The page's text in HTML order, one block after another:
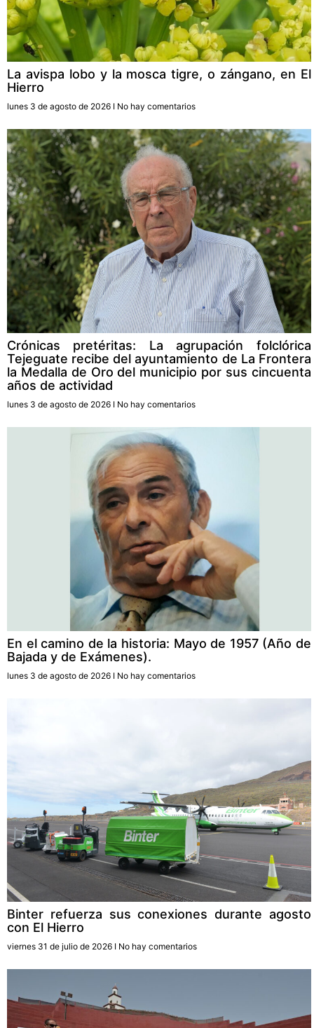
La avispa lobo y la mosca tigre, o zángano, en El
Hierro
lunes 3 de agosto de 2026 No hay comentarios
Crónicas pretéritas: La agrupación folclórica
Tejeguate recibe del ayuntamiento de La Frontera
la Medalla de Oro del municipio por sus cincuenta
años de actividad
lunes 3 de agosto de 2026 No hay comentarios
En el camino de la historia: Mayo de 1957 (Año de
Bajada y de Exámenes).
lunes 3 de agosto de 2026 No hay comentarios
Binter refuerza sus conexiones durante agosto
con El Hierro
viernes 31 de julio de 2026 No hay comentarios